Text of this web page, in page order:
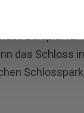
Schloss
Beispiel
das Schloss